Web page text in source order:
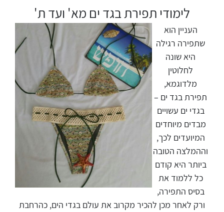
לימודי תפירת בגד ים מא' ועד ת'
העניין הוא
שתפירה רגילה
היא שונה
לחלוטין
מלדוגמא,
תפירת בגד ים –
בגדי ים עשויים
מבדים מיוחדים
המיועדים לכך,
וההמלצה הטובה
ביותר היא קודם
כל ללמוד את
בסיס התפירה,
ורק לאחר מכן להכיר מקרוב את עולם בגדי הים, כהרחבת